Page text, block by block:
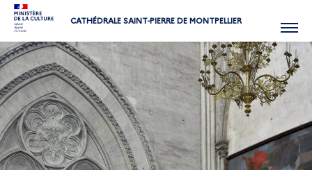
CATHÉDRALE SAINT-PIERRE DE MONTPELLIER Menu